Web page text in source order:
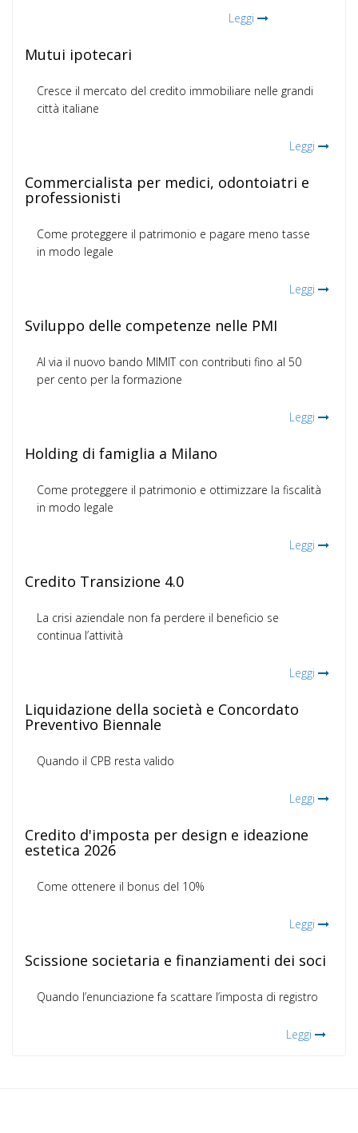
Leggi
Mutui ipotecari
Cresce il mercato del credito immobiliare nelle grandi
città italiane
Leggi
Commercialista per medici, odontoiatri e
professionisti
Come proteggere il patrimonio e pagare meno tasse
in modo legale
Leggi
Sviluppo delle competenze nelle PMI
Al via il nuovo bando MIMIT con contributi fino al 50
per cento per la formazione
Leggi
Holding di famiglia a Milano
Come proteggere il patrimonio e ottimizzare la fiscalità
in modo legale
Leggi
Credito Transizione 4.0
La crisi aziendale non fa perdere il beneficio se
continua l’attività
Leggi
Liquidazione della società e Concordato
Preventivo Biennale
Quando il CPB resta valido
Leggi
Credito d'imposta per design e ideazione
estetica 2026
Come ottenere il bonus del 10%
Leggi
Scissione societaria e finanziamenti dei soci
Quando l’enunciazione fa scattare l’imposta di registro
Leggi